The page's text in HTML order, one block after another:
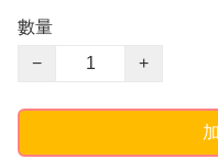
數量
−
+